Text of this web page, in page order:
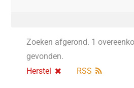
Zoeken afgerond. 1
gevonden.
Herstel
RSS